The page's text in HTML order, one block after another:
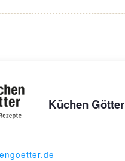
Küchen Götter